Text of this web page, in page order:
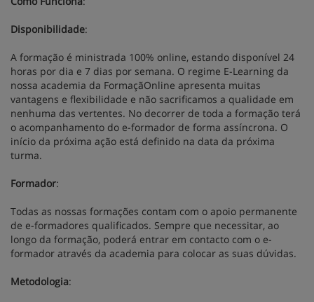
Disponibilidade:
A formação é ministrada 100% online, estando disponível 24
horas por dia e 7 dias por semana. O regime E-Learning da
nossa academia da FormaçãOnline apresenta muitas
vantagens e flexibilidade e não sacrificamos a qualidade em
nenhuma das vertentes. No decorrer de toda a formação terá
o acompanhamento do e-formador de forma assíncrona. O
início da próxima ação está definido na data da próxima
turma.
Formador:
Todas as nossas formações contam com o apoio permanente
de e-formadores qualificados. Sempre que necessitar, ao
longo da formação, poderá entrar em contacto com o e-
formador através da academia para colocar as suas dúvidas.
Metodologia: